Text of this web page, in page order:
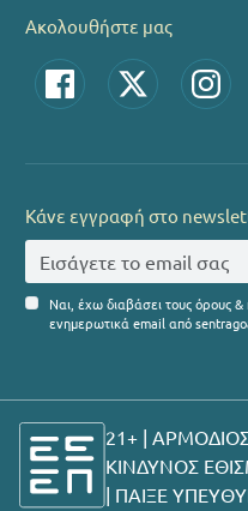
Ακολουθήστε μας
Κάνε εγγραφή στο
Ναι, έχω διαβάσει τους όρους
ενημερωτικά email από
21+ |
ΚΙΝΔΥΝΟΣ
| ΠΑΙΞΕ